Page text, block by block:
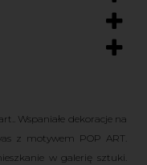
Wspaniałe dekoracje na
z motywem POP ART.
w galerię sztuki.